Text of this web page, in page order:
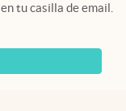
tu casilla de email.